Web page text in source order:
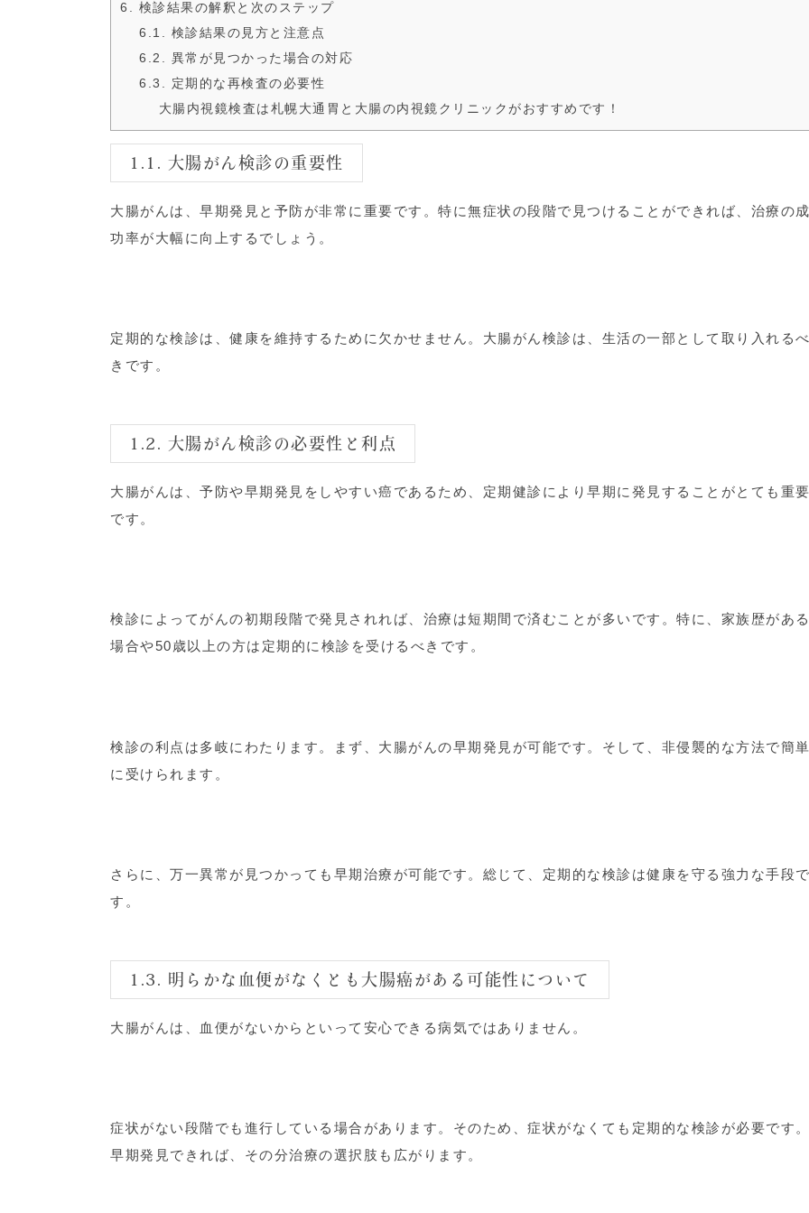
6. 検診結果の解釈と次のステップ
6.1. 検診結果の見方と注意点
6.2. 異常が見つかった場合の対応
6.3. 定期的な再検査の必要性
大腸内視鏡検査は札幌大通胃と大腸の内視鏡クリニックがおすすめです！
1.1. 大腸がん検診の重要性
大腸がんは、早期発見と予防が非常に重要です。特に無症状の段階で見つけることができれば、治療の
功率が大幅に向上するでしょう。
定期的な検診は、健康を維持するために欠かせません。大腸がん検診は、生活の一部として取り入れる
きです。
1.2. 大腸がん検診の必要性と利点
大腸がんは、予防や早期発見をしやすい癌であるため、定期健診により早期に発見することがとても重
です。
検診によってがんの初期段階で発見されれば、治療は短期間で済むことが多いです。特に、家族歴があ
場合や50歳以上の方は定期的に検診を受けるべきです。
検診の利点は多岐にわたります。まず、大腸がんの早期発見が可能です。そして、非侵襲的な方法で簡
に受けられます。
さらに、万一異常が見つかっても早期治療が可能です。総じて、定期的な検診は健康を守る強力な手段
す。
1.3. 明らかな血便がなくとも大腸癌がある可能性について
大腸がんは、血便がないからといって安心できる病気ではありません。
症状がない段階でも進行している場合があります。そのため、症状がなくても定期的な検診が必要です
早期発見できれば、その分治療の選択肢も広がります。